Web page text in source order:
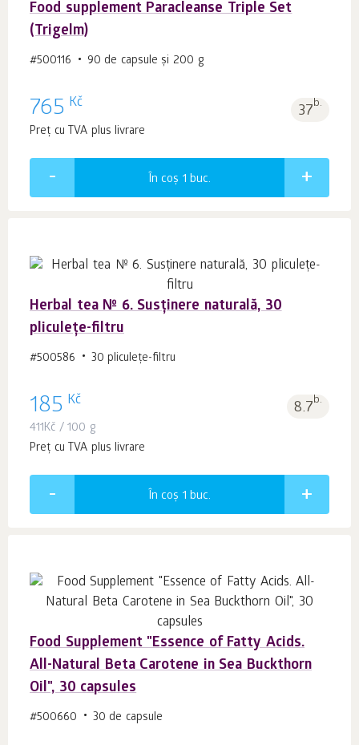
Food supplement Paracleanse Triple Set
(Trigelm)
#500116 90 de capsule și 200 g
765 Kč 37b.
Preț cu TVA plus livrare
În coș 1 buc.
Herbal tea № 6. Susținere naturală, 30
pliculețe-filtru
#500586 30 pliculeţe-filtru
185 Kč 8.7b.
411Kč / 100 g
Preț cu TVA plus livrare
În coș 1 buc.
Food Supplement "Essence of Fatty Acids.
All-Natural Beta Carotene in Sea Buckthorn
Oil", 30 capsules
#500660 30 de capsule